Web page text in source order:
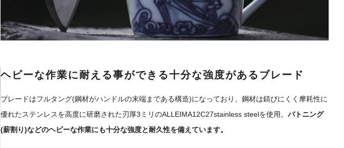
ヘビーな作業に耐える事ができる十分な強度があるブレード
ブレードはフルタング(鋼材がハンドルの末端まである構造)になっており、鋼材は錆びにくく摩耗性に
優れたステンレスを高度に研磨された刃厚3ミリのALLEIMA12C27stainless steelを使用。 バトニング
(薪割り)などのヘビーな作業にも十分な強度と耐久性を備えています。